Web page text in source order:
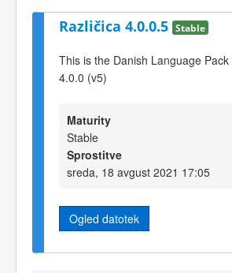
Različica 4.0.0.5 Stable
This is the Danish Language
4.0.0 (v5)
Maturity
Stable
Sprostitve
sreda, 18 avgust 2021 17:05
Ogled datotek